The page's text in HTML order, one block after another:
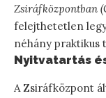
Zsiráfközpontban
felejthetetlen
néhány praktikus
Nyitvatartás
A Zsiráfközpont